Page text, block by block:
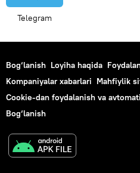
Telegram
Bog‘lanish Loyiha haqida
Kompaniyalar xabarlari Mahfiylik
Cookie-dan foydalanish va
Bog‘lanish